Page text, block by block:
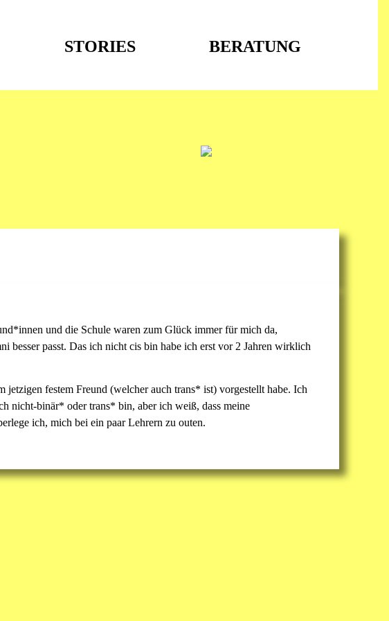
STORIES BERATUNG
und die Schule waren zum Glück immer für mich da,
besser passt. Das ich nicht cis bin habe ich erst vor 2 Jahren wirklich
festem Freund (welcher auch trans* ist) vorgestellt habe. Ich
nicht-binär* oder trans* bin, aber ich weiß, dass meine
ich, mich bei ein paar Lehrern zu outen.